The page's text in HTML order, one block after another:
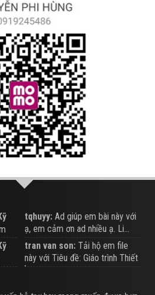
tqhuyy: Ad giúp em bài này với
ạ, em cảm ơn ad nhiều ạ. Li...
tran van son: Tải hộ em file
này với Tiêu đề: Giáo trình Thiết
b...